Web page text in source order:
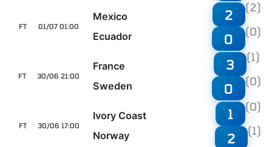
01/07 01:00
FT
Mexico
Ecuador
2 (2)
0 (0)
30/06 21:00
FT
France
Sweden
3 (1)
0 (0)
30/06 17:00
FT
Ivory Coast
Norway
1 (0)
2 (1)